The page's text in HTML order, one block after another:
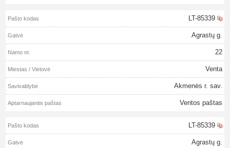
LT-85339
Agrastų g.
22
Venta
Akmenės r. sav.
Ventos paštas
LT-85339
Agrastų g.